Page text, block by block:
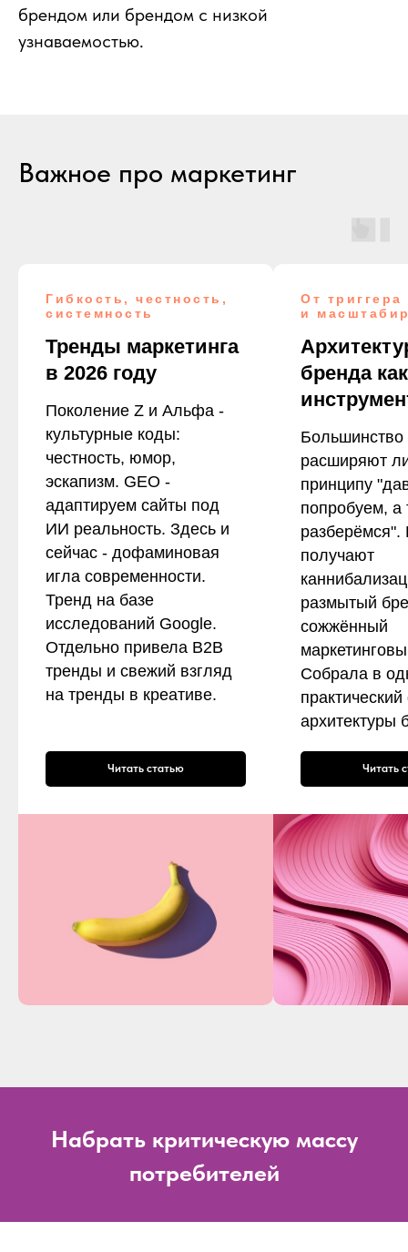
брендом или брендом с низкой
узнаваемостью.
Важное про маркетинг
Гибкость, честность,
системность
Тренды маркетинга
в 2026 году
Поколение Z и Альфа -
культурные коды:
честность, юмор,
эскапизм. GEO -
адаптируем сайты под
ИИ реальность. Здесь и
сейчас - дофаминовая
игла современности.
Тренд на базе
исследований Google.
Отдельно привела B2B
тренды и свежий взгляд
на тренды в креативе.
Читать статью
От
и
бренда как
Большинство
расширяют
принципу
попробуем, а
разберёмся".
получают
размытый
сожжённый
Собрала в
архитектуры
Читать
Набрать критическую массу
потребителей